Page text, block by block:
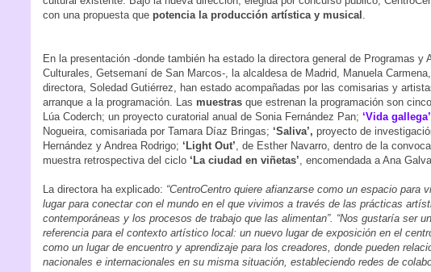
con una propuesta que potencia la producción artística y musical
En la presentación -donde también ha estado la directora general de Programas y
Culturales, Getsemaní de San Marcos-, la alcaldesa de Madrid, Manuela
directora, Soledad Gutiérrez, han estado acompañadas por las comisarias y
arranque a la programación. Las muestras que estrenan la programación son
Lúa Coderch; un proyecto curatorial anual de Sonia Fernández Pan; ‘Vida gallega’
Nogueira, comisariada por Tamara Díaz Bringas; ‘Saliva’, proyecto de
Hernández y Andrea Rodrigo; ‘Light Out’ , de Esther Navarro, dentro de la
muestra retrospectiva del ciclo ‘La ciudad en viñetas’ , encomendada a Ana
La directora ha explicado: “CentroCentro quiere afianzarse como un espacio para
lugar para conectar con el mundo en el que vivimos a través de las prácticas
contemporáneas y los procesos de trabajo que las alimentan”. “Nos gustaría ser
referencia para el contexto artístico local: un nuevo lugar de exposición en el
como un lugar de encuentro y aprendizaje para los creadores, donde pueden
nacionales e internacionales en su misma situación, estableciendo redes de